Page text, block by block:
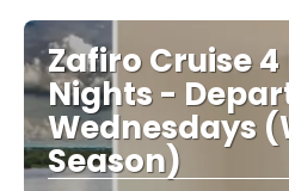
見る
Zafiro Cruise 4
Nights -
Wednesdays
Season)